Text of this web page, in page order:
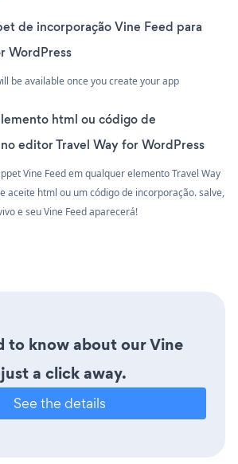
de incorporação Vine Feed para
WordPress
be available once you create your app
html ou código de
editor Travel Way for WordPress
Vine Feed em qualquer elemento Travel Way
aceite html ou um código de incorporação. salve,
e seu Vine Feed aparecerá!
to know about our Vine
a click away.
See the details